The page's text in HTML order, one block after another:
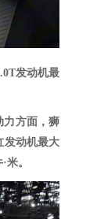
发动机最
力方面，狮
发动机最大
。